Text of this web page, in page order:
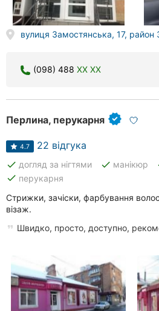
вулиця Замостянська, 17, район
(098) 488 XX XX
Перлина, перукарня
4.7 22 відгука
done догляд за нігтями done манікюр
done перукарня
Стрижки, зачіски, фарбування
візаж.
Швидко, просто, доступно,